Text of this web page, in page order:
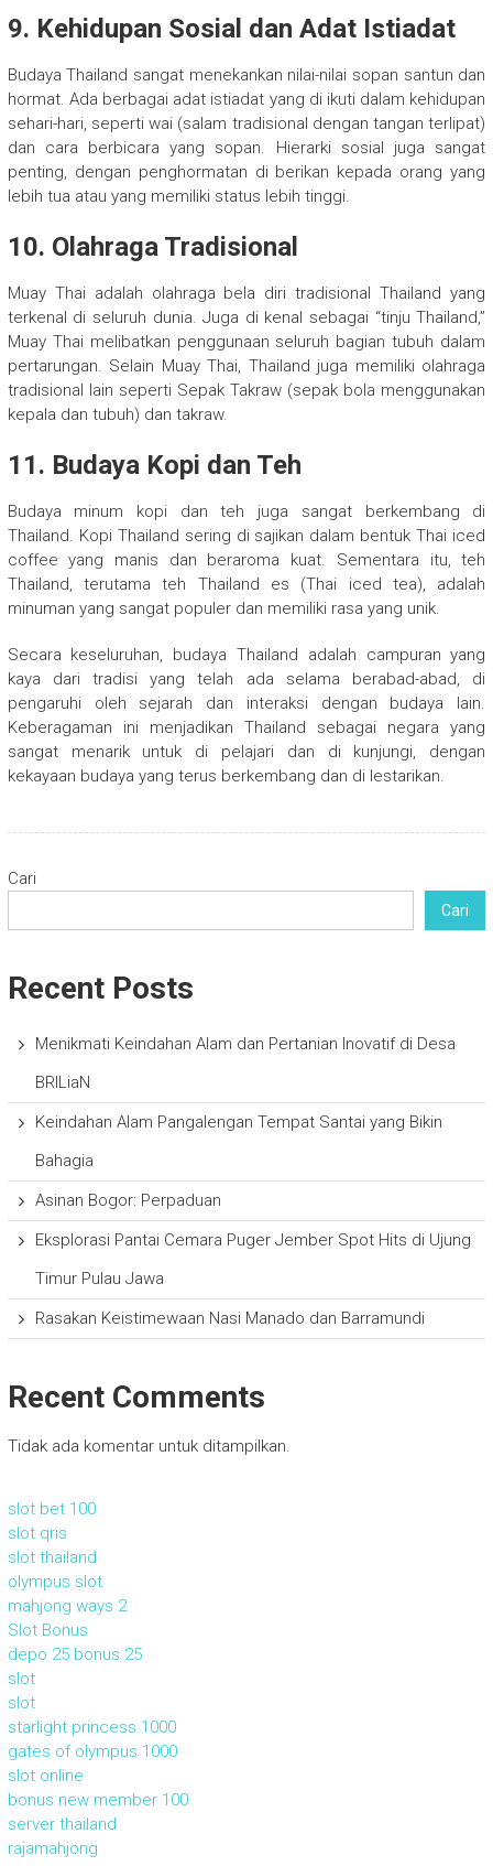
9. Kehidupan Sosial dan Adat Istiadat
Budaya Thailand sangat menekankan nilai-nilai sopan santun dan
hormat. Ada berbagai adat istiadat yang di ikuti dalam kehidupan
sehari-hari, seperti wai (salam tradisional dengan tangan terlipat)
dan cara berbicara yang sopan. Hierarki sosial juga sangat
penting, dengan penghormatan di berikan kepada orang yang
lebih tua atau yang memiliki status lebih tinggi.
10. Olahraga Tradisional
Muay Thai adalah olahraga bela diri tradisional Thailand yang
terkenal di seluruh dunia. Juga di kenal sebagai “tinju Thailand,”
Muay Thai melibatkan penggunaan seluruh bagian tubuh dalam
pertarungan. Selain Muay Thai, Thailand juga memiliki olahraga
tradisional lain seperti Sepak Takraw (sepak bola menggunakan
kepala dan tubuh) dan takraw.
11. Budaya Kopi dan Teh
Budaya minum kopi dan teh juga sangat berkembang di
Thailand. Kopi Thailand sering di sajikan dalam bentuk Thai iced
coffee yang manis dan beraroma kuat. Sementara itu, teh
Thailand, terutama teh Thailand es (Thai iced tea), adalah
minuman yang sangat populer dan memiliki rasa yang unik.
Secara keseluruhan, budaya Thailand adalah campuran yang
kaya dari tradisi yang telah ada selama berabad-abad, di
pengaruhi oleh sejarah dan interaksi dengan budaya lain.
Keberagaman ini menjadikan Thailand sebagai negara yang
sangat menarik untuk di pelajari dan di kunjungi, dengan
kekayaan budaya yang terus berkembang dan di lestarikan.
Cari
Cari
Recent Posts
Menikmati Keindahan Alam dan Pertanian Inovatif di Desa
BRILiaN
Keindahan Alam Pangalengan Tempat Santai yang Bikin
Bahagia
Asinan Bogor: Perpaduan
Eksplorasi Pantai Cemara Puger Jember Spot Hits di Ujung
Timur Pulau Jawa
Rasakan Keistimewaan Nasi Manado dan Barramundi
Recent Comments
Tidak ada komentar untuk ditampilkan.
slot bet 100
slot qris
slot thailand
olympus slot
mahjong ways 2
Slot Bonus
depo 25 bonus 25
slot
slot
starlight princess 1000
gates of olympus 1000
slot online
bonus new member 100
server thailand
rajamahjong